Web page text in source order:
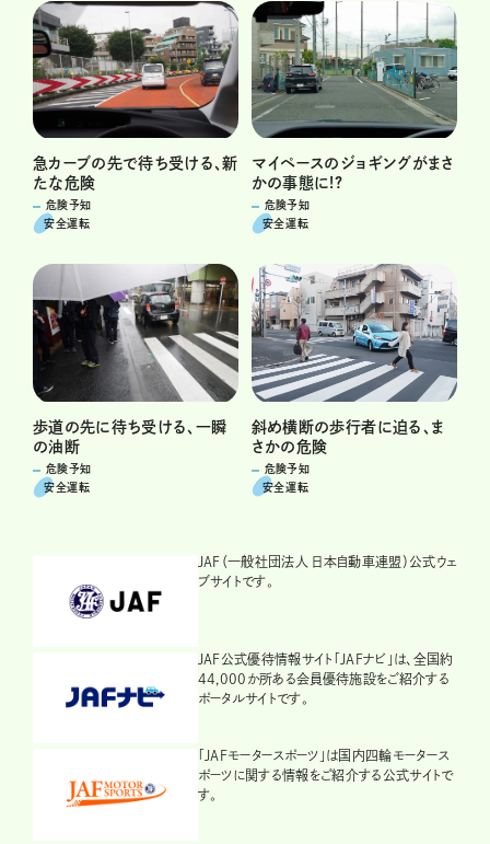
急カーブの先で待ち受ける、新
たな危険
危険予知
安全運転
マイペースのジョギングがまさ
かの事態に!?
危険予知
安全運転
歩道の先に待ち受ける、一瞬
の油断
危険予知
安全運転
斜め横断の歩行者に迫る、ま
さかの危険
危険予知
安全運転
JAF（一般社団法人 日本自動車連盟）公式ウェ
ブサイトです。
JAF公式優待情報サイト「JAFナビ」は、全国約
44,000か所ある会員優待施設をご紹介する
ポータルサイトです。
「JAFモータースポーツ」は国内四輪モータース
ポーツに関する情報をご紹介する公式サイトで
す。